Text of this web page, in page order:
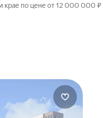
крае по цене от 12 000 000 ₽